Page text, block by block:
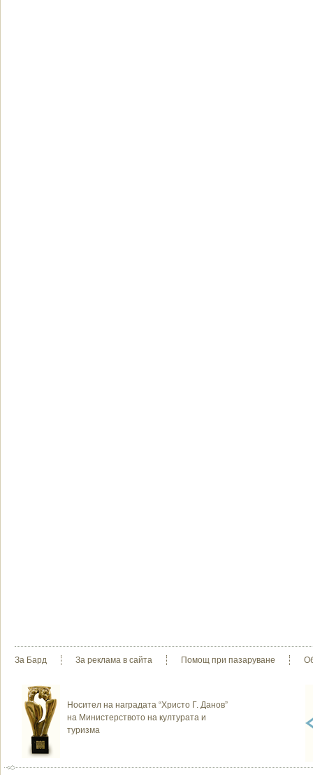
За Бард За реклама в сайта Помощ при пазаруване
Носител на наградата “Христо Г. Данов”
на Министерството на културата и
туризма